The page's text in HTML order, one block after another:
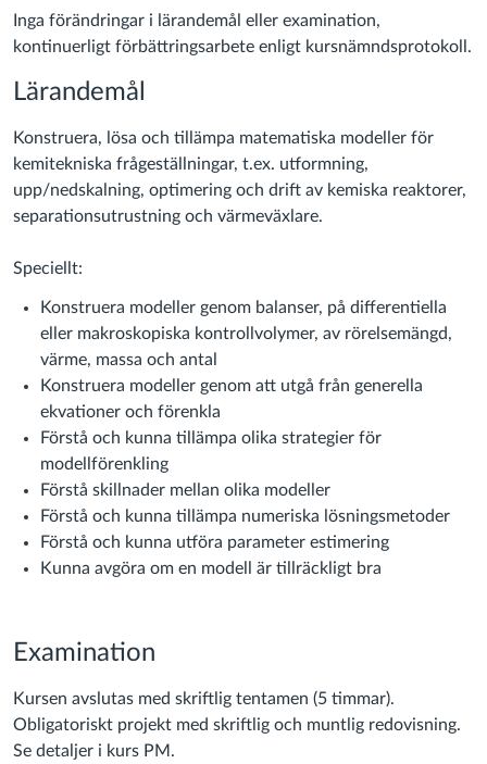
Inga förändringar i lärandemål eller examination,
kontinuerligt förbättringsarbete enligt kursnämndsprotokoll.
Lärandemål
Konstruera, lösa och tillämpa matematiska modeller för
kemitekniska frågeställningar, t.ex. utformning,
upp/nedskalning, optimering och drift av kemiska reaktorer,
separationsutrustning och värmeväxlare.
Speciellt:
Konstruera modeller genom balanser, på differentiella
eller makroskopiska kontrollvolymer, av rörelsemängd,
värme, massa och antal
Konstruera modeller genom att utgå från generella
ekvationer och förenkla
Förstå och kunna tillämpa olika strategier för
modellförenkling
Förstå skillnader mellan olika modeller
Förstå och kunna tillämpa numeriska lösningsmetoder
Förstå och kunna utföra parameter estimering
Kunna avgöra om en modell är tillräckligt bra
Examination
Kursen avslutas med skriftlig tentamen (5 timmar).
Obligatoriskt projekt med skriftlig och muntlig redovisning.
Se detaljer i kurs PM.